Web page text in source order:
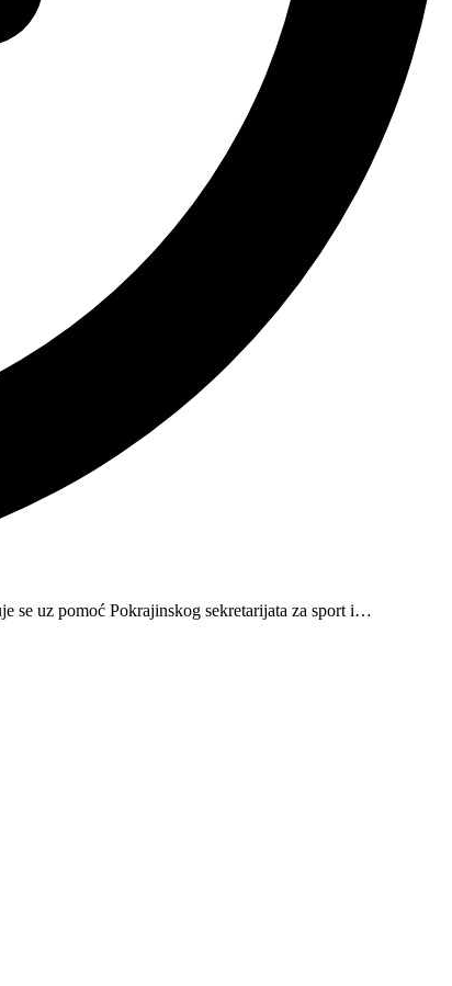
se uz pomoć Pokrajinskog sekretarijata za sport i…